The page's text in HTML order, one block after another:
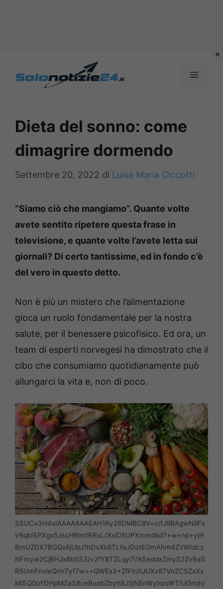
MENU
Dieta del sonno: come
dimagrire dormendo
Settembre 20, 2022 di Luisa Maria Ciccotti
“Siamo ciò che mangiamo”. Quante volte
avete sentito ripetere questa frase in
televisione, e quante volte l’avete letta sui
giornali? Di certo tantissime, ed in fondo c’è
del vero in questo detto.
Non è più un mistero che l’alimentazione
gioca un ruolo fondamentale per la nostra
salute, per il benessere psicofisico. Ed ora, un
team di esperti norvegesi ha dimostrato che il
cibo che consumiamo quotidianamente può
allungarci la vita e, non di poco.
SSUCv3H4sIAAAAAAAEAH1Ry26DMBC8V+o/IJ9BAgwN9Fx
V6qkfEPXgx5JscHBlm1RRxL/XxiD5UPXmmdkd7+w+np+yjH
BmUZDX7BGQx6jUbJ1hDvXk6TLfeJDotEGmAhm4ZVWIdcz
NFmyw2CjBHJx8bSS3/v2fY8TZLqyi7/ASeddaZmyS2ZvBaS
R5UmFnvleQnV7yf7w++QWEs3+ZfFit/IiJUXx87VnZCSZxXx
MlSQ0oYDHpMZaS8ceBuabZbyhBJ5jNEnWyhpsWTIUGmjh/